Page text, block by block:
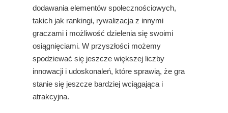
dodawania elementów społecznościowych,
takich jak rankingi, rywalizacja z innymi
graczami i możliwość dzielenia się swoimi
osiągnięciami. W przyszłości możemy
spodziewać się jeszcze większej liczby
innowacji i udoskonaleń, które sprawią, że gra
stanie się jeszcze bardziej wciągająca i
atrakcyjna.